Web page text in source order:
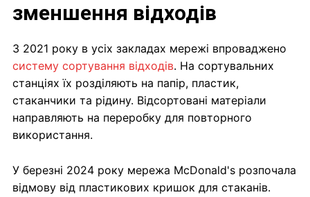
зменшення відходів
З 2021 року в усіх закладах мережі впроваджено
систему сортування відходів. На сортувальних
станціях їх розділяють на папір, пластик,
стаканчики та рідину. Відсортовані матеріали
направляють на переробку для повторного
використання.
У березні 2024 року мережа McDonald's розпочала
відмову від пластикових кришок для стаканів.